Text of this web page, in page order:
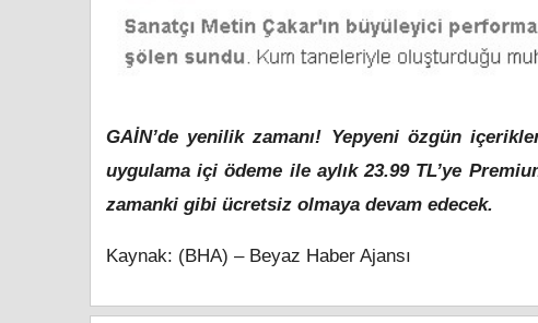
GAİN’de yenilik zamanı! Yepyeni özgün
uygulama içi ödeme ile aylık 23.99 TL’ye
zamanki gibi ücretsiz olmaya devam edecek.
Kaynak: (BHA) – Beyaz Haber Ajansı